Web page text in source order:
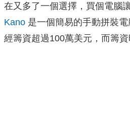
在又多了一個選擇，買個電腦
Kano 是一個簡易的手動拼裝電
經籌資超過100萬美元，而籌資